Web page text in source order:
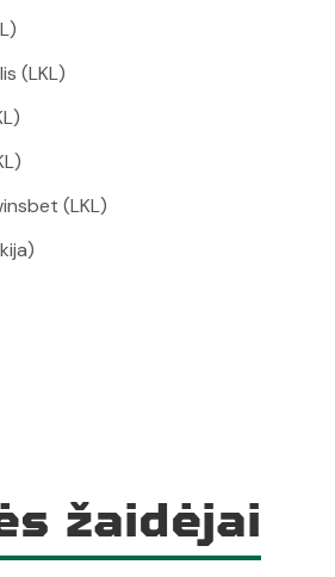
(LKL)
(LKL)
žaidėjai